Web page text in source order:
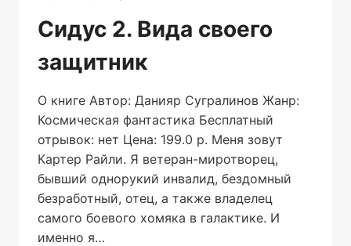
Сидус 2. Вида своего
защитник
О книге Автор: Данияр Сугралинов Жанр:
Космическая фантастика Бесплатный
отрывок: нет Цена: 199.0 р. Меня зовут
Картер Райли. Я ветеран-миротворец,
бывший однорукий инвалид, бездомный
безработный, отец, а также владелец
самого боевого хомяка в галактике. И
именно я…